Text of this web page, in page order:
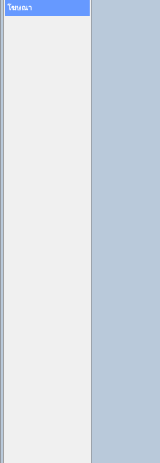
โฆษณา